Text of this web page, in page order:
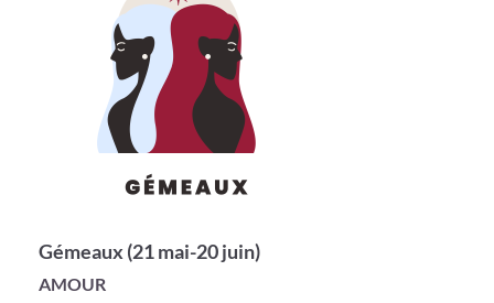
Gémeaux (21 mai-20 juin)
AMOUR